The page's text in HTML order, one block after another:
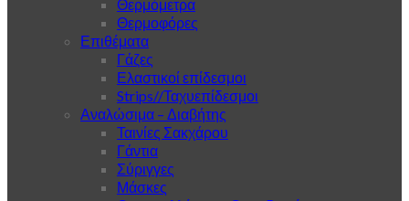
Θερμόμετρα
Θερμοφόρες
Επιθέματα
Γάζες
Ελαστικοί επίδεσμοι
Strips//Ταχυεπίδεσμοι
Αναλώσιμα – Διαβήτης
Ταινίες Σακχάρου
Γάντια
Σύριγγες
Μάσκες